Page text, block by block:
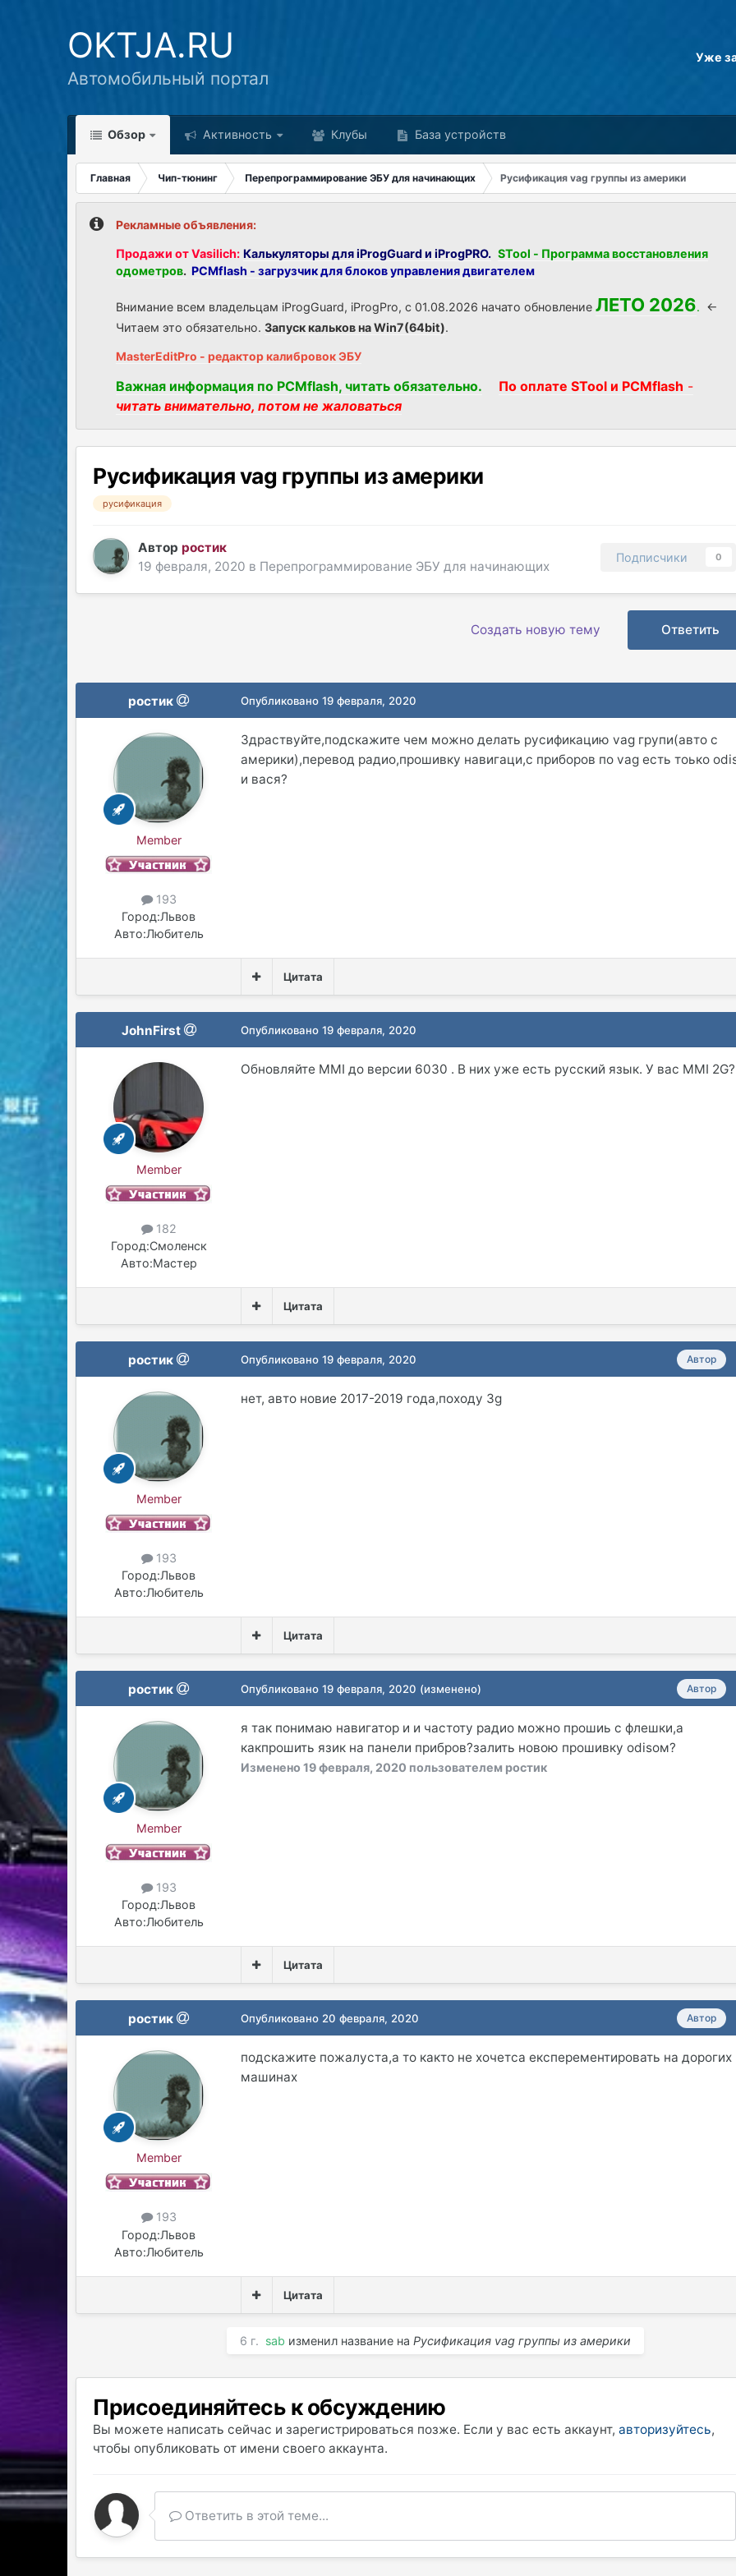
OKTJA.RU
Автомобильный портал
Уже
Обзор Активность Клубы База устройств
Главная Чип-тюнинг Перепрограммирование ЭБУ для начинающих Русификация vag группы из америки
Рекламные объявления:
Продажи от Vasilich: Калькуляторы для iProgGuard и iProgPRO. STool - Программа восстановления
одометров. PCMflash - загрузчик для блоков управления двигателем
Внимание всем владельцам iProgGuard, iProgPro, с 01.08.2026 начато обновлениеЛЕТО 2026. <-
Читаем это обязательно.Запуск кальков на Win7(64bit).
MasterEditPro - редактор калибровок ЭБУ
Важная информация по PCMflash, читать обязательно. По оплате STool и PCMflash -
читать внимательно, потом не жаловаться
Русификация vag группы из америки
русификация
Автор ростик
19 февраля, 2020 в Перепрограммирование ЭБУ для начинающих
Подписчики 0
Ответить
Создать новую тему
ростик
Member
193
Город:Львов
Авто:Любитель
Опубликовано19 февраля, 2020
Здраствуйте,подскажите чем можно делать русификацию vag групи(авто с
америки),перевод радио,прошивку навигаци,с приборов по vag есть тоько
и вася?
Цитата
JohnFirst
Member
182
Город:Смоленск
Авто:Мастер
Опубликовано19 февраля, 2020
Обновляйте MMI до версии 6030 . В них уже есть русский язык. У вас MMI 2G?
Цитата
ростик
Member
193
Город:Львов
Авто:Любитель
Автор
Опубликовано19 февраля, 2020
нет, авто новие 2017-2019 года,походу 3g
Цитата
ростик
Member
193
Город:Львов
Авто:Любитель
Автор
Опубликовано19 февраля, 2020 (изменено)
я так понимаю навигатор и и частоту радио можно прошиь с флешки,а
какпрошить язик на панели прибров?залить новою прошивку odisoм?
Изменено19 февраля, 2020 пользователем ростик
Цитата
ростик
Member
193
Город:Львов
Авто:Любитель
Автор
Опубликовано 20 февраля, 2020
подскажите пожалуста,а то както не хочетса експерементировать на дорогих
машинах
Цитата
6 г. sab изменил название наРусификация vag группы из америки
Присоединяйтесь к обсуждению
Вы можете написать сейчас и зарегистрироваться позже. Если у вас есть аккаунт,авторизуйтесь,
чтобы опубликовать от имени своего аккаунта.
Ответить в этой теме...